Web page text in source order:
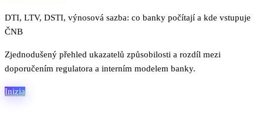
DTI, LTV, DSTI, výnosová sazba: co banky počítají a kde vstupuje
ČNB
Zjednodušený přehled ukazatelů způsobilosti a rozdíl mezi
doporučením regulatora a interním modelem banky.
Inizia